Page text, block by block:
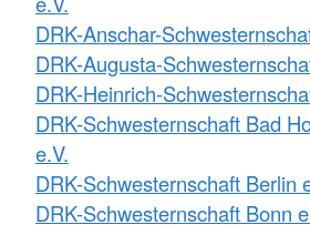
DRK-Anschar-
DRK-Augusta-
DRK-Heinrich-
DRK-Schwesternschaft Bad
e.V.
DRK-Schwesternschaft Berlin
DRK-Schwesternschaft Bonn